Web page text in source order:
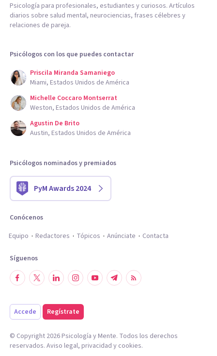
Psicología para profesionales, estudiantes y curiosos. Artículos
diarios sobre salud mental, neurociencias, frases célebres y
relaciones de pareja.
Psicólogos con los que puedes contactar
Priscila Miranda Samaniego
Miami, Estados Unidos de América
Michelle Coccaro Montserrat
Weston, Estados Unidos de América
Agustin De Brito
Austin, Estados Unidos de América
Psicólogos nominados y premiados
PyM Awards 2024
Conócenos
Equipo
Redactores Tópicos Anúnciate Contacta
Síguenos
Accede Regístrate
© Copyright 2026Psicología y Mente. Todos los derechos
reservados. Aviso legal, privacidad y cookies.